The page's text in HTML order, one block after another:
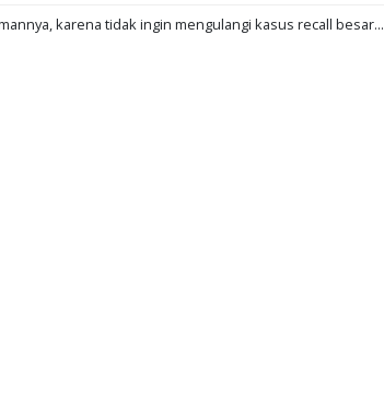
karena tidak ingin mengulangi kasus recall besar...